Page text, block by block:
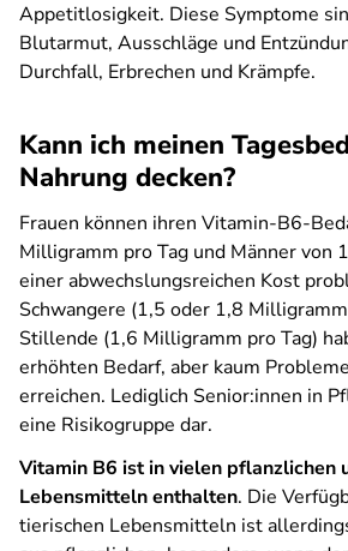
Appetitlosigkeit. Diese Symptome
Blutarmut, Ausschläge und
Durchfall, Erbrechen und Krämpfe.
Kann ich meinen
Nahrung decken?
Frauen können ihren Vitamin-B6-
Milligramm pro Tag und Männer von
einer abwechslungsreichen Kost
Schwangere (1,5 oder 1,8
Stillende (1,6 Milligramm pro Tag)
erhöhten Bedarf, aber kaum
erreichen. Lediglich Senior:innen in
eine Risikogruppe dar.
Vitamin B6 ist in vielen pflanzlichen
Lebensmitteln enthalten. Die
tierischen Lebensmitteln ist